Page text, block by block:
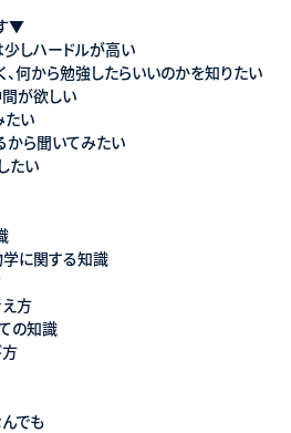
▼
少しハードルが高い
何から勉強したらいいのかを知りたい
間が欲しい
たい
から聞いてみたい
たい
学に関する知識
方
の知識
方
でも